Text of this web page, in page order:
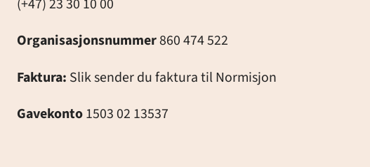
(+47) 23 30 10 00
Organisasjonsnummer860 474 522
Faktura: Slik sender du faktura til Normisjon
Gavekonto1503 02 13537